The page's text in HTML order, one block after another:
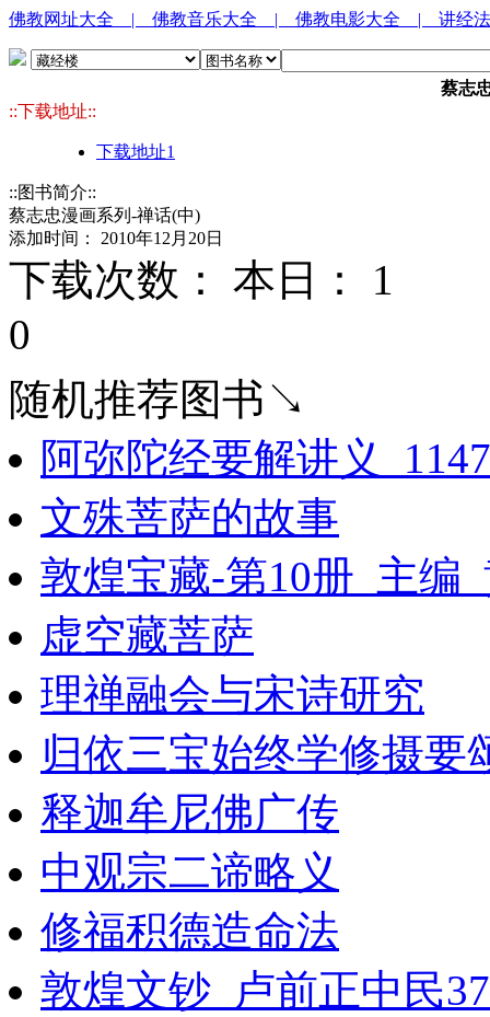
佛教网址大全 | 佛教音乐大全 | 佛教电影大全 | 讲经
蔡志
::下载地址::
下载地址1
::图书简介::
蔡志忠漫画系列-禅话(中)
添加时间： 2010年12月20日
下载次数： 本日： 1
0
随机推荐图书↘
阿弥陀经要解讲义
文殊菩萨的故事
敦煌宝藏-第10册_主编
虚空藏菩萨
理禅融会与宋诗研究
归依三宝始终学修摄要
释迦牟尼佛广传
中观宗二谛略义
修福积德造命法
敦煌文钞_卢前正中民